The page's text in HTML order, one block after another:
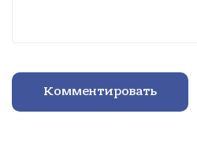
Комментировать